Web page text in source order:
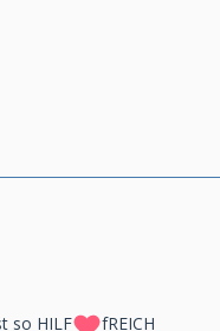
so HILF fREICH